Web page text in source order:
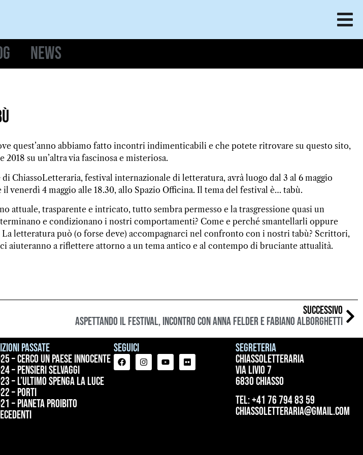
News
quest’anno abbiamo fatto incontri indimenticabili e che potete ritrovare su questo sito,
2018 su un’altra via fascinosa e misteriosa.
ChiassoLetteraria, festival internazionale di letteratura, avrà luogo dal 3 al 6 maggio
il venerdì 4 maggio alle 18.30, allo Spazio Officina. Il tema del festival è… tabù.
attuale, trasparente e intricato, tutto sembra permesso e la trasgressione quasi un
e condizionano i nostri comportamenti? Come e perché smantellarli oppure
letteratura può (o forse deve) accompagnarci nel confronto con i nostri tabù? Scrittori,
aiuteranno a riflettere attorno a un tema antico e al contempo di bruciante attualità.
SUCCESSIVO
Aspettando il festival, incontro con Anna Felder e Fabiano Alborghetti
passate
– Cerco un paese innocente
– Pensieri selvaggi
– L’ultimo spenga la luce
– Porti
– Pianeta proibito
Seguici
Segreteria
ChiassoLetteraria
Via Livio 7
6830 Chiasso
tel: +41 76 794 83 59
chiassoletteraria@gmail.com